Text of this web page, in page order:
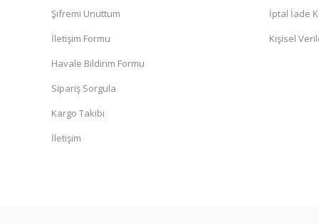
Şifremi Unuttum
İletişim Formu
Havale Bildirim Formu
Sipariş Sorgula
Kargo Takibi
İletişim
İptal İade
Kişisel